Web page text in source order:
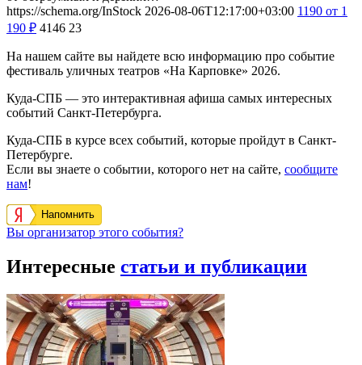
https://schema.org/InStock 2026-08-06T12:17:00+03:00 1190 от 1
190 ₽ 4146 23
На нашем сайте вы найдете всю информацию про событие
фестиваль уличных театров «На Карповке» 2026.
Куда-СПБ — это интерактивная афиша самых интересных
событий Санкт-Петербурга.
Куда-СПБ в курсе всех событий, которые пройдут в Санкт-
Петербурге.
Если вы знаете о событии, которого нет на сайте, сообщите
нам!
Напомнить
Вы организатор этого события?
Интересные статьи и публикации